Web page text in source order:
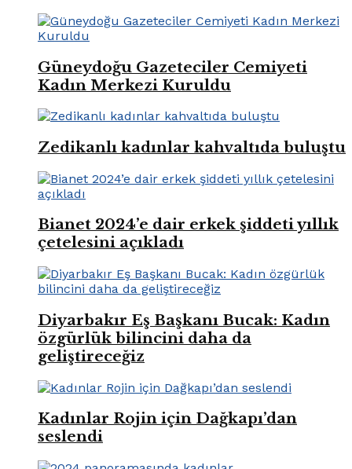
Güneydoğu Gazeteciler Cemiyeti
Kadın Merkezi Kuruldu
Zedikanlı kadınlar kahvaltıda buluştu
Bianet 2024’e dair erkek şiddeti yıllık
çetelesini açıkladı
Diyarbakır Eş Başkanı Bucak: Kadın
özgürlük bilincini daha da
geliştireceğiz
Kadınlar Rojin için Dağkapı’dan
seslendi